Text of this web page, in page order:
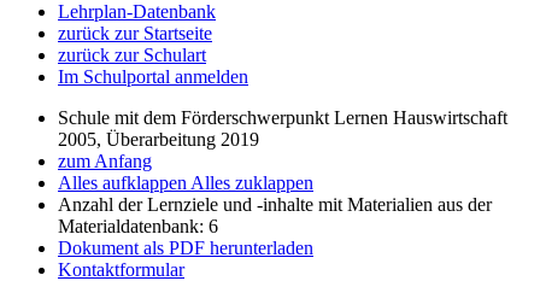
Lehrplan-Datenbank
zurück zur Startseite
zurück zur Schulart
Im Schulportal anmelden
Schule mit dem Förderschwerpunkt Lernen Hauswirtschaft
2005, Überarbeitung 2019
zum Anfang
Alles aufklappen Alles zuklappen
Anzahl der Lernziele und -inhalte mit Materialien aus der
Materialdatenbank: 6
Dokument als PDF herunterladen
Kontaktformular